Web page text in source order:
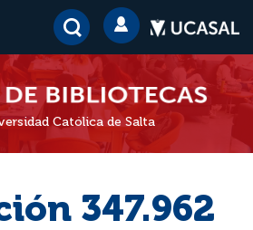
Católica de Salta
347.962